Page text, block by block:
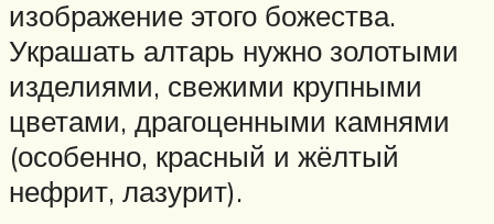
изображение этого божества.
Украшать алтарь нужно золотыми
изделиями, свежими крупными
цветами, драгоценными камнями
(особенно, красный и жёлтый
нефрит, лазурит).